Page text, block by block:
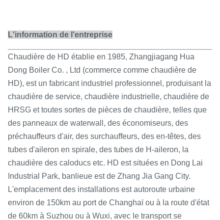
L'information de l'entreprise
Chaudière de HD établie en 1985, Zhangjiagang Hua
Dong Boiler Co. , Ltd (commerce comme chaudière de
HD), est un fabricant industriel professionnel, produisant la
chaudière de service, chaudière industrielle, chaudière de
HRSG et toutes sortes de pièces de chaudière, telles que
des panneaux de waterwall, des économiseurs, des
préchauffeurs d'air, des surchauffeurs, des en-têtes, des
tubes d'aileron en spirale, des tubes de H-aileron, la
chaudière des caloducs etc. HD est situées en Dong Lai
Industrial Park, banlieue est de Zhang Jia Gang City.
L'emplacement des installations est autoroute urbaine
environ de 150km au port de Changhaï ou à la route d'état
de 60km à Suzhou ou à Wuxi, avec le transport se